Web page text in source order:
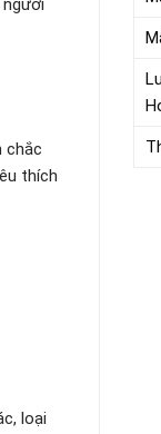
chắc
thích
loại